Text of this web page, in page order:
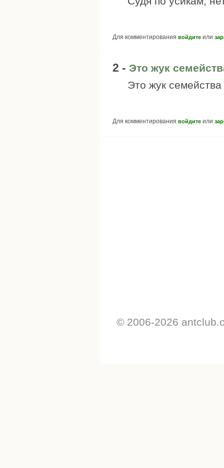
Для комментирования войдите или
2 - Это жук
Это жук
Для комментирования войдите или
© 2006-2026